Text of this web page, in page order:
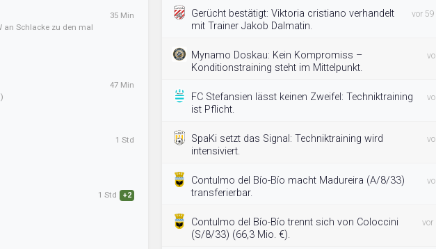
an Schlacke zu den mal
35 Min
47 Min
1 Std
1 Std +2
Gerücht bestätigt: Viktoria cristiano verhandelt
mit Trainer Jakob Dalmatin.
vor 59
Mynamo Doskau: Kein Kompromiss –
Konditionstraining steht im Mittelpunkt.
FC Stefansien lässt keinen Zweifel: Techniktraining
ist Pflicht.
SpaKi setzt das Signal: Techniktraining wird
intensiviert.
Contulmo del Bío-Bío macht Madureira (A/8/33)
transferierbar.
Contulmo del Bío-Bío trennt sich von Coloccini
(S/8/33) (66,3 Mio. €).
vor